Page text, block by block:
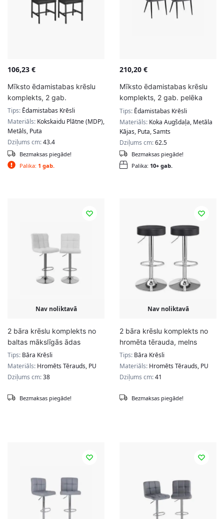
106,23 €
Mīksto ēdamistabas krēslu
komplekts, 2 gab.
Tips: Ēdamistabas Krēsli
Materiāls: Kokskaidu Plātne (MDP),
Metāls, Puta
Dziļums cm:43.4
Palika: 1 gab.
Bezmaksas piegāde!
210,20 €
Mīksto ēdamistabas krēslu
komplekts, 2 gab. pelēka
krāsa
Tips: Ēdamistabas Krēsli
Materiāls: Koka Augšdaļa, Metāla
Kājas, Puta, Samts
Dziļums cm:62.5
Palika: 10+ gab.
Bezmaksas piegāde!
Nav noliktavā
2 bāra krēslu komplekts no
baltas mākslīgās ādas
Tips: Bāra Krēsli
Materiāls: Hromēts Tērauds, PU
Dziļums cm:38
Bezmaksas piegāde!
Nav noliktavā
2 bāra krēslu komplekts no
hromēta tērauda, melns
Tips: Bāra Krēsli
Materiāls: Hromēts Tērauds, PU
Dziļums cm:41
Bezmaksas piegāde!